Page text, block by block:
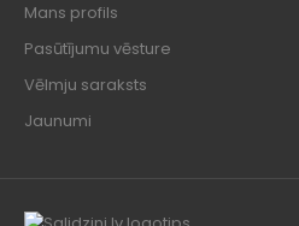
Mans profils
Pasūtījumu vēsture
Vēlmju saraksts
Jaunumi